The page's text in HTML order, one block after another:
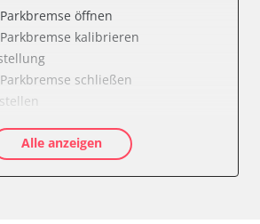
System
von Modell, Motorisierung, Ausstattung
öffnen
kalibrieren
schließen
von Modell, Motorisierung, Ausstattung
Alle anzeigen